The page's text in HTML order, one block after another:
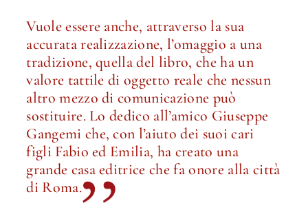
Vuole essere anche, attraverso la sua
accurata realizzazione, l’omaggio a una
tradizione, quella del libro, che ha un
valore tattile di oggetto reale che nessun
altro mezzo di comunicazione può
sostituire. Lo dedico all’amico Giuseppe
Gangemi che, con l’aiuto dei suoi cari
figli Fabio ed Emilia, ha creato una
grande casa editrice che fa onore alla città
di Roma.